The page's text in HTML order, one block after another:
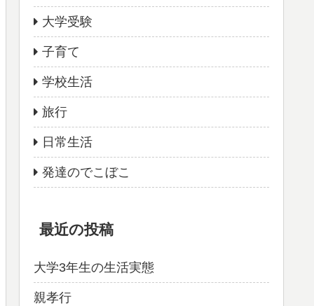
大学受験
子育て
学校生活
旅行
日常生活
発達のでこぼこ
最近の投稿
大学3年生の生活実態
親孝行